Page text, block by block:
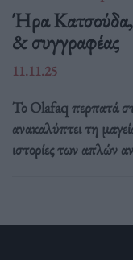
Ήρα Κατσούδα,
& συγγραφέας
11.11.25
Το Olafaq περπατά
ανακαλύπτει τη
ιστορίες των απλών